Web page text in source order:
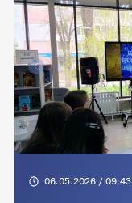
06.05.2026 / 09:43